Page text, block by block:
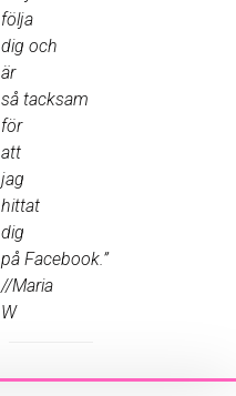
följa
dig och
är
så tacksam
för
att
jag
hittat
dig
på Facebook.”
//Maria
W